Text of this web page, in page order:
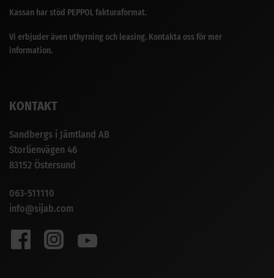
Kassan har stöd PEPPOL fakturaformat.
Vi erbjuder även uthyrning och leasing. Kontakta oss för mer
information.
KONTAKT
Sandbergs i Jämtland AB
Storlienvägen 46
83152 Östersund
063-511110
info@sijab.com